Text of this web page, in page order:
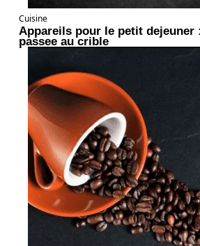
Cuisine
Appareils pour le petit dejeuner
passee au crible